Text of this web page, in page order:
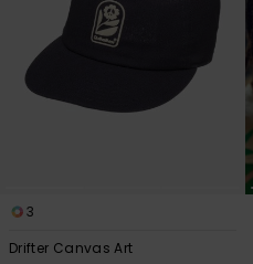
3
Drifter Canvas Art